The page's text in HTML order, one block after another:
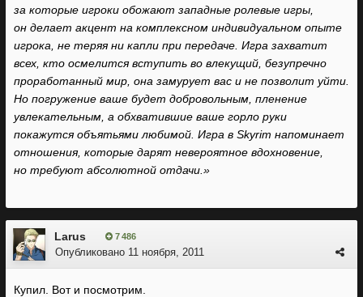
за которые игроки обожают западные ролевые игры,
он делает акцент на комплексном индивидуальном опыте
игрока, не теряя ни капли при передаче. Игра захватит
всех, кто осмелится вступить во влекущий, безупречно
проработанный мир, она замурует вас и не позволит уйти.
Но погружение ваше будет добровольным, пленение
увлекательным, а обхватившие ваше горло руки
покажутся объятьями любимой. Игра в Skyrim напоминает
отношения, которые дарят невероятное вдохновение,
но требуют абсолютной отдачи.»
Larus 7 486
Опубликовано 11 ноября, 2011
Купил. Вот и посмотрим.